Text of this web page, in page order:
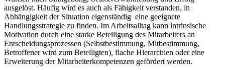
ausgelöst. Häufig wird es auch als Fähigkeit verstanden, in
Abhängigkeit der Situation eigenständig eine geeignete
Handlungsstrategie zu finden. Im Arbeitsalltag kann intrinsische
Motivation durch eine starke Beteiligung des Mitarbeiters an
Entscheidungsprozessen (Selbstbestimmung, Mitbestimmung,
Betroffener wird zum Beteiligten), flache Hierarchien oder eine
Erweiterung der Mitarbeiterkompetenzen gefördert werden.